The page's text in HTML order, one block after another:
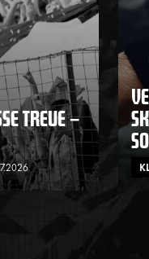
TREUE – F